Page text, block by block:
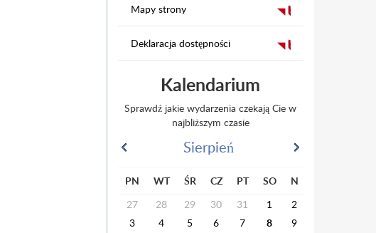
Mapy strony
Deklaracja dostępności
Kalendarium
Sprawdź jakie wydarzenia czekają Cie w
najbliższym czasie
Sierpień
PN WT ŚR CZ PT SO
N
27
28 29 30 31 1
2
3
4 5 6 7 8
9